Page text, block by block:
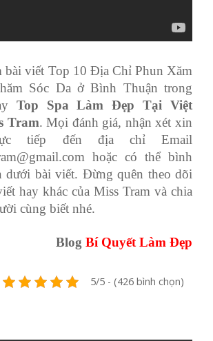
bài viết Top 10 Địa Chỉ Phun Xăm
Sóc Da ở Bình Thuận trong
Top Spa Làm Đẹp Tại Việt
Tram. Mọi đánh giá, nhận xét xin
tiếp đến địa chỉ Email
hoặc có thể bình
dưới bài viết. Đừng quên theo dõi
hay khác của Miss Tram và chia
cùng biết nhé.
Blog Bí Quyết Làm Đẹp
5/5 - (426 bình chọn)